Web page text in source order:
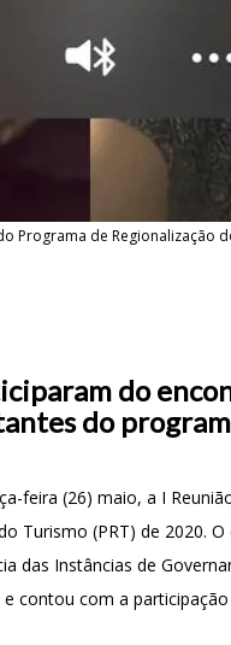
Programa de Regionalização
do
do
feira (26) maio, a I
Turismo (PRT) de 2020.
Instâncias de
contou com a